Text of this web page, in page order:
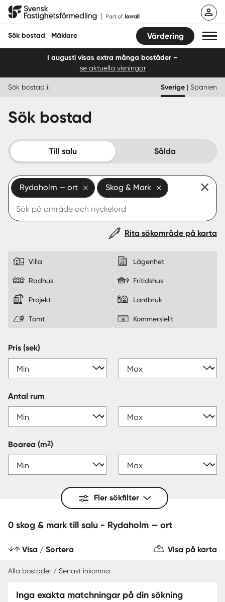
Hoppa
Svensk Fastighetsförmedling
Sök bostad Mäklare Värdering
Sälja
Köpa
Start
Logga in
I augusti visas extra många bostäder –
se aktuella visningar
Sök bostad i: Sverige | Spanien
Sök bostad
Till salu Sålda
Rydaholm — ort Skog & Mark
Rita sökområde på karta
Villa Lägenhet
Radhus Fritidshus
Projekt Lantbruk
Tomt Kommersiellt
Pris (sek)
Antal rum
Boarea (m2)
Fler sökfilter
0 skog & mark till salu - Rydaholm — ort
Visa / Sortera Visa på karta
Alla bostäder / Senast inkomna
Inga exakta matchningar på din sökning